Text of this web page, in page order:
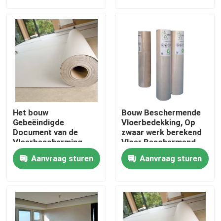
Fabrieksreis
Kwaliteitscontrole
Contacteer ons
Verzoek om een Citaat
Het Document van de bevloeringsbescherming
Kraftpapier-Document Vloerbescherming
Het bouw
Gebeëindigde
Document van de
Vloerbescherming,
317sqft-
Bouwvloerbedekking
Aanvraag sturen
Bouw Beschermende
Vloerbedekking, Op
zwaar werk berekend
Vloer Beschermend
Document
Aanvraag sturen